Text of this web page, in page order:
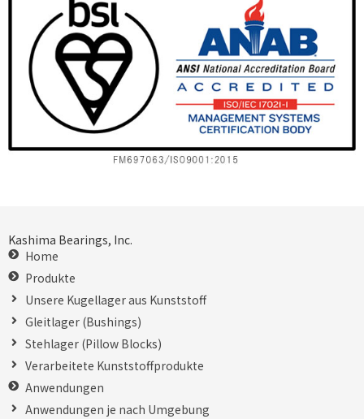
Kashima Bearings, Inc.
Home
Produkte
Unsere Kugellager aus Kunststoff
Gleitlager (Bushings)
Stehlager (Pillow Blocks)
Verarbeitete Kunststoffprodukte
Anwendungen
Anwendungen je nach Umgebung